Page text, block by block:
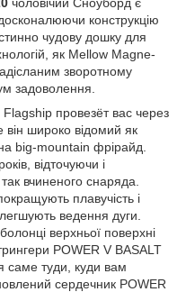
конструкцію
чудову дошку для
як Mellow Magne-
зворотному
задоволення.
провезёт вас через
він широко відомий як
big-mountain фрірайд.
відточуючи і
вчиненого снаряда.
плавучість і
ведення дуги.
верхньої поверхні
POWER V BASALT
саме туди, куди вам
сердечник POWER